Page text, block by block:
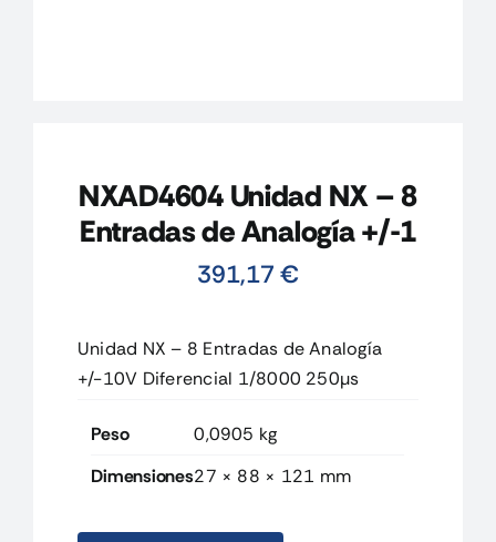
NXAD4604 Unidad NX – 8
Entradas de Analogía +/-1
391,17 €
Unidad NX – 8 Entradas de Analogía
+/-10V Diferencial 1/8000 250µs
Peso
0,0905 kg
Dimensiones27 × 88 × 121 mm